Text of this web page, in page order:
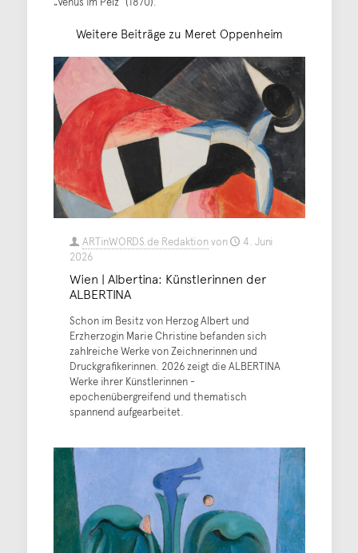
Weitere Beiträge zu Meret Oppenheim
ARTinWORDS.de Redaktionvon
4. Juni
2026
Wien | Albertina: Künstlerinnen der
ALBERTINA
Schon im Besitz von Herzog Albert und
Erzherzogin Marie Christine befanden sich
zahlreiche Werke von Zeichnerinnen und
Druckgrafikerinnen. 2026 zeigt die ALBERTINA
Werke ihrer Künstlerinnen -
epochenübergreifend und thematisch
spannend aufgearbeitet.